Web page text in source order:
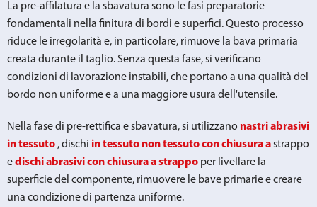
La pre-affilatura e la sbavatura sono le fasi preparatorie
fondamentali nella finitura di bordi e superfici. Questo processo
riduce le irregolarità e, in particolare, rimuove la bava primaria
creata durante il taglio. Senza questa fase, si verificano
condizioni di lavorazione instabili, che portano a una qualità del
bordo non uniforme e a una maggiore usura dell'utensile.
Nella fase di pre-rettifica e sbavatura, si utilizzano nastri abrasivi
in tessuto , dischi in tessuto non tessuto con chiusura astrappo
edischi abrasivi con chiusura a strappo per livellare la
superficie del componente, rimuovere le bave primarie e creare
una condizione di partenza uniforme.